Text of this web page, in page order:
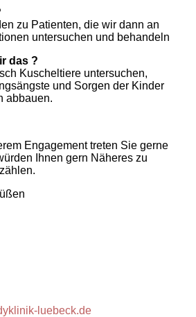
zu Patienten, die wir dann an
untersuchen und behandeln
das ?
Kuscheltiere untersuchen,
und Sorgen der Kinder
abbauen.
Engagement treten Sie gerne
Ihnen gern Näheres zu
luebeck.de